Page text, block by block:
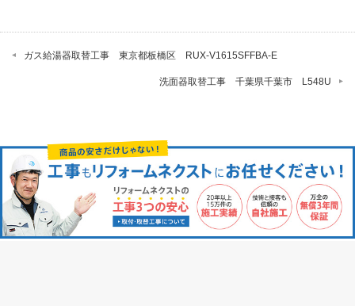
ガス給湯器取替工事 東京都板橋区 RUX-V1615SFFBA-E
洗面器取替工事 千葉県千葉市 L548U